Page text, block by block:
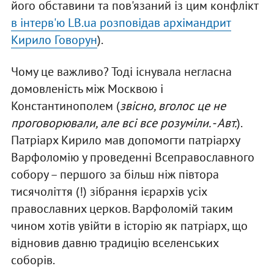
його обставини та пов'язаний із цим конфлікт
в інтерв'ю LB.ua розповідав архімандрит
Кирило Говорун).
Чому це важливо? Тоді існувала негласна
домовленість між Москвою і
Константинополем (звісно, вголос це не
проговорювали, але всі все розуміли. - Авт.).
Патріарх Кирило мав допомогти патріарху
Варфоломію у проведенні Всеправославного
собору – першого за більш ніж півтора
тисячоліття (!) зібрання ієрархів усіх
православних церков. Варфоломій таким
чином хотів увійти в історію як патріарх, що
відновив давню традицію вселенських
соборів.